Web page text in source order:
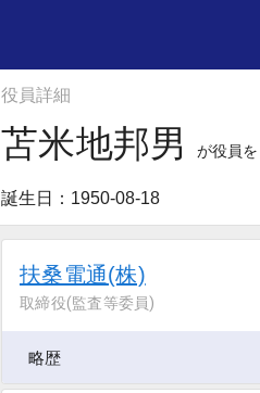
役員詳細
苫米地邦男 が役員
誕生日：1950-08-18
扶桑電通(株)
取締役(監査等委員)
略歴